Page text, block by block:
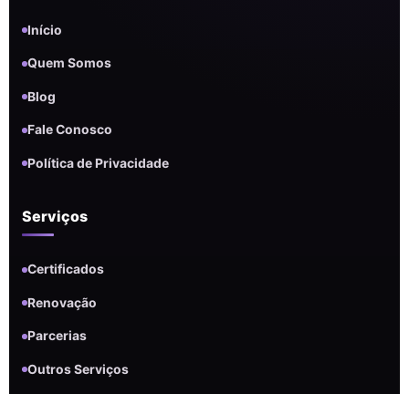
Início
Quem Somos
Blog
Fale Conosco
Política de Privacidade
Serviços
Certificados
Renovação
Parcerias
Outros Serviços